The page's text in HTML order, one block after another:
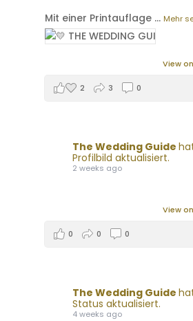
Mit einer Printauflage ... Mehr
View
2 3 0
The Wedding Guide
Profilbild aktualisiert.
2 weeks ago
View
0 0 0
The Wedding Guide
Status aktualisiert.
4 weeks ago